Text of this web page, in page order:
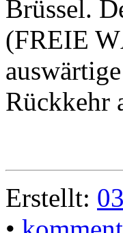
Brüssel.
(FREIE
Rückkehr
Erstellt: